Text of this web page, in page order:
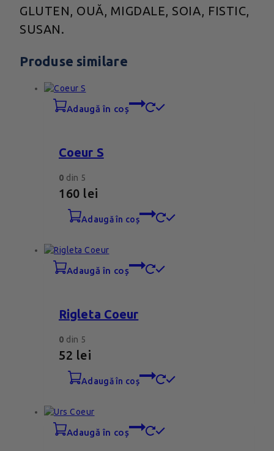
GLUTEN, OUĂ, MIGDALE, SOIA, FISTIC,
SUSAN.
Produse similare
adaugă în coș
Coeur S
0 din 5
160 lei
adaugă în coș
adaugă în coș
Rigleta Coeur
0 din 5
52 lei
adaugă în coș
adaugă în coș